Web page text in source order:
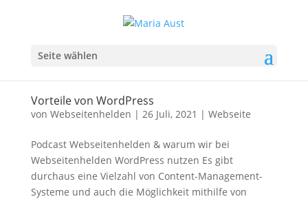
Seite wählen
Vorteile von WordPress
von Webseitenhelden | 26 Juli, 2021 | Webseite
Podcast Webseitenhelden & warum wir bei
Webseitenhelden WordPress nutzen Es gibt
durchaus eine Vielzahl von Content-Management-
Systeme und auch die Möglichkeit mithilfe von